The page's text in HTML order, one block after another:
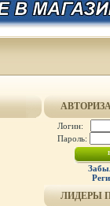
Логин:
Пароль:
ЛИДЕРЫ